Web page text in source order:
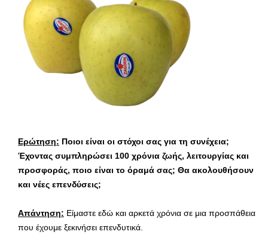
Ερώτηση: Ποιοι είναι οι στόχοι σας για τη συνέχεια;
Έχοντας συμπληρώσει 100 χρόνια ζωής, λειτουργίας και
προσφοράς, ποιο είναι το όραμά σας; Θα ακολουθήσουν
και νέες επενδύσεις;
Απάντηση: Είμαστε εδώ και αρκετά χρόνια σε μια προσπάθεια
που έχουμε ξεκινήσει επενδυτικά.